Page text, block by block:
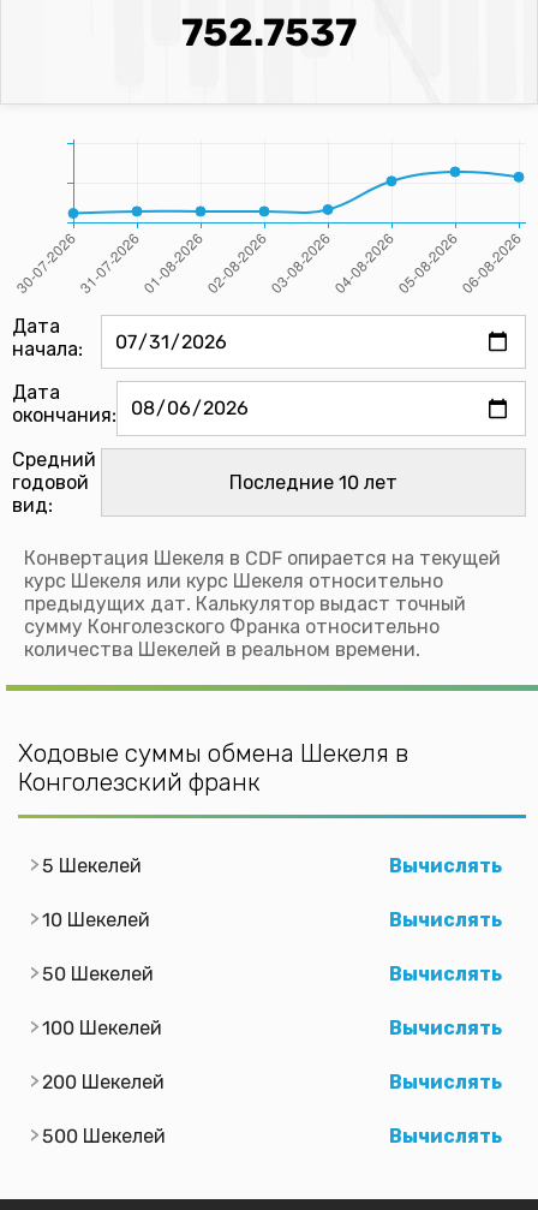
752.7537
Дата
начала:
Дата
окончания:
Средний
годовой
вид:
Конвертация Шекеля в CDF опирается на текущей
курс Шекеля или курс Шекеля относительно
предыдущих дат. Калькулятор выдаст точный
сумму Конголезского Франка относительно
количества Шекелей в реальном времени.
Ходовые суммы обмена Шекеля в
Конголезский франк
5 Шекелей Вычислять
10 Шекелей Вычислять
50 Шекелей Вычислять
100 Шекелей Вычислять
200 Шекелей Вычислять
500 Шекелей Вычислять